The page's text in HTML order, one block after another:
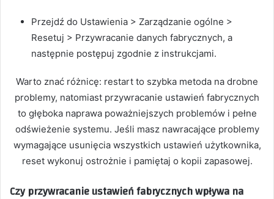
Przejdź do Ustawienia > Zarządzanie ogólne >
Resetuj > Przywracanie danych fabrycznych, a
następnie postępuj zgodnie z instrukcjami.
Warto znać różnicę: restart to szybka metoda na drobne
problemy, natomiast przywracanie ustawień fabrycznych
to głęboka naprawa poważniejszych problemów i pełne
odświeżenie systemu. Jeśli masz nawracające problemy
wymagające usunięcia wszystkich ustawień użytkownika,
reset wykonuj ostrożnie i pamiętaj o kopii zapasowej.
Czy przywracanie ustawień fabrycznych wpływa na